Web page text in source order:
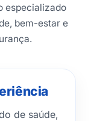
especializado
bem-estar e
de saúde,